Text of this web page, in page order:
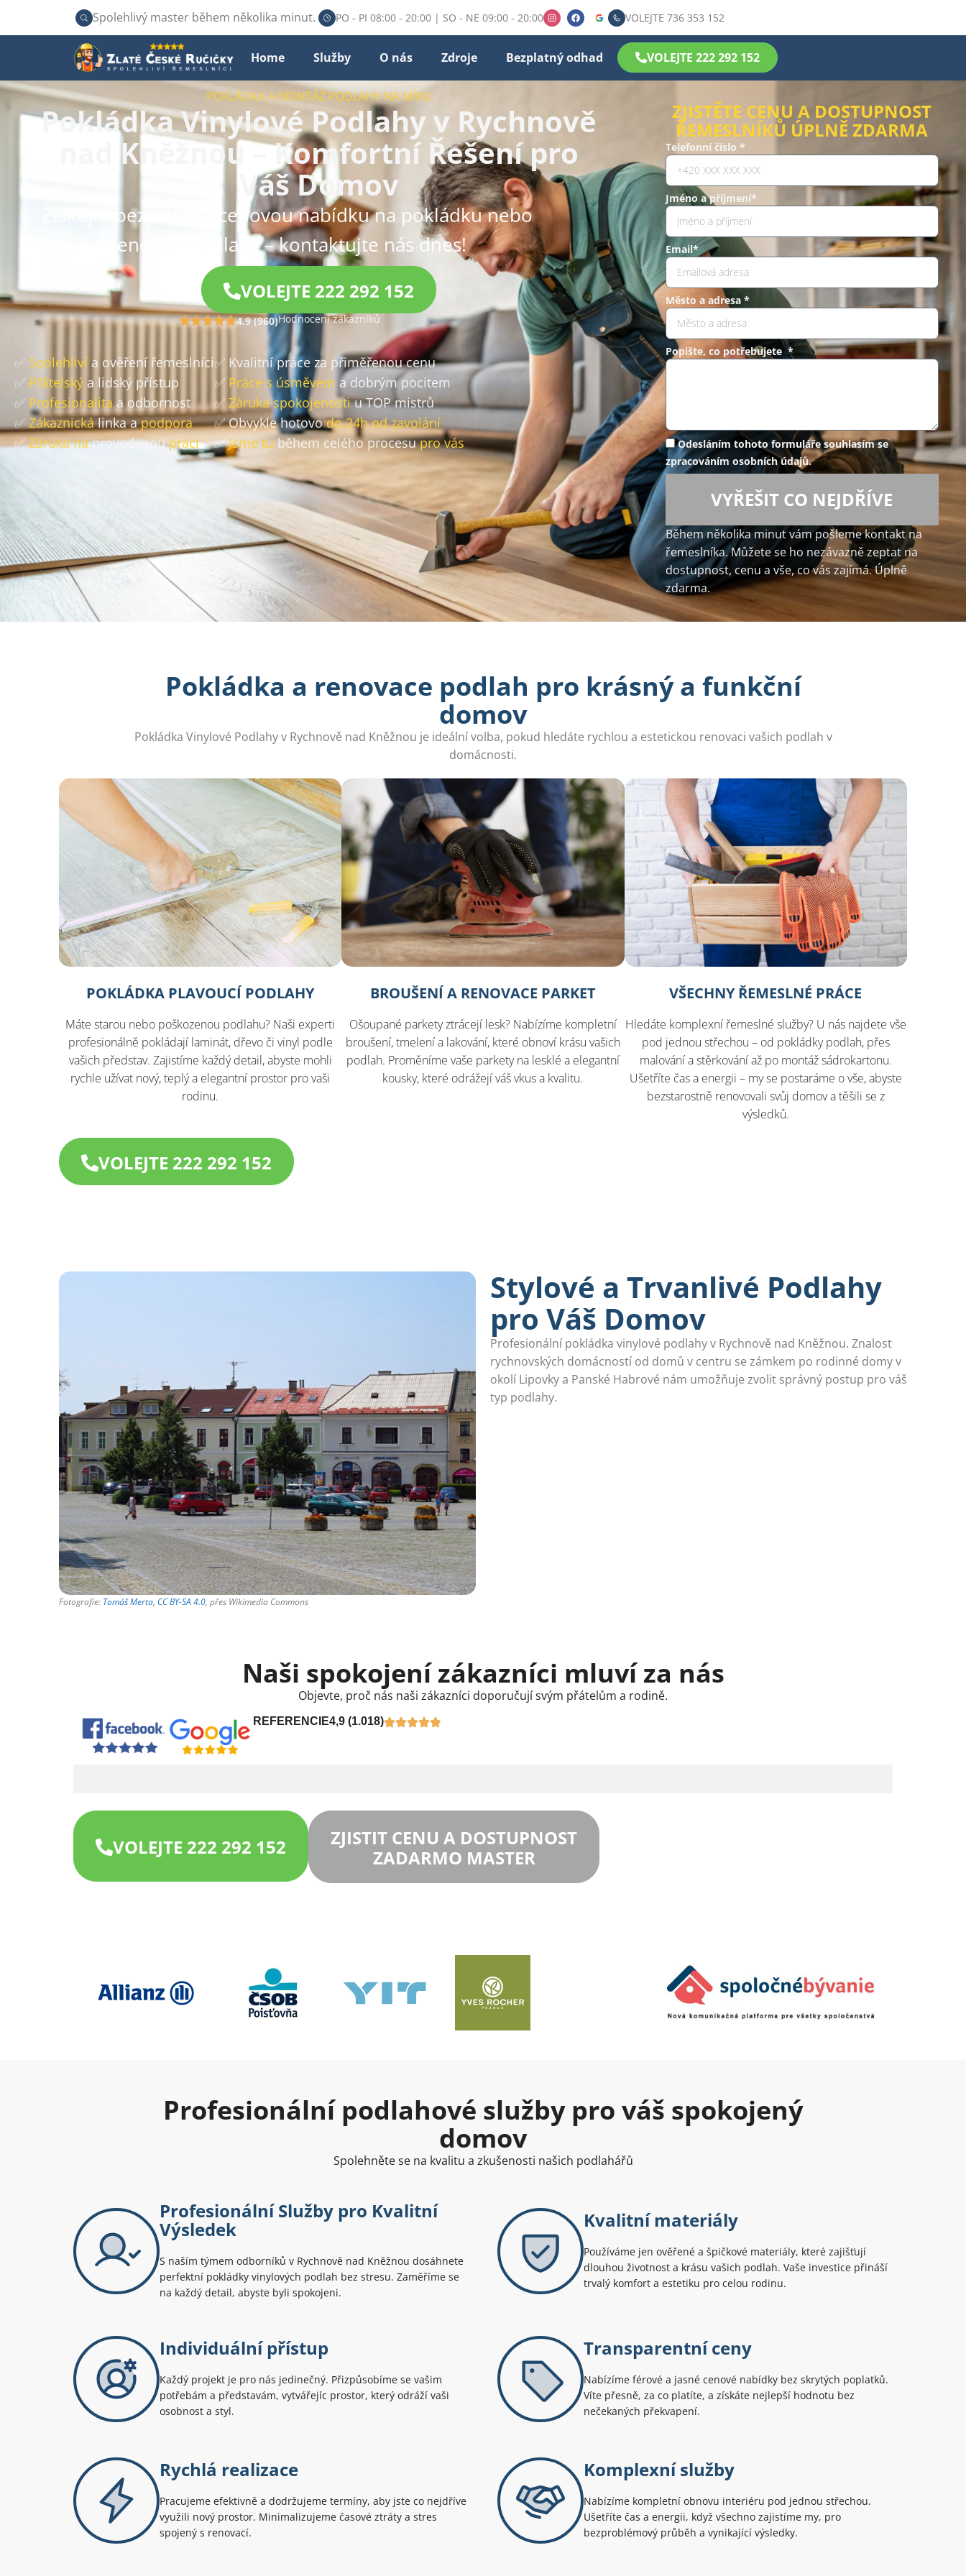
Spolehlivý master během několika minut. PO - PI 08:00 - 20:00 | SO - NE 09:00 - 20:00 VOLEJTE 736 353 152
Home Služby O nás Zdroje Bezplatný odhad VOLEJTE 222 292 152
POKLÁDKA A MONTÁŽ PODLAHY NA MÍRU
Pokládka Vinylové Podlahy v Rychnově
nad Kněžnou – Komfortní Řešení pro
Váš Domov
Získejte bezplatnou cenovou nabídku na pokládku nebo
renovaci podlahy – kontaktujte nás dnes!
VOLEJTE 222 292 152
4.9 (960)Hodnocení zákazníků
✅ Spolehliví a ověření řemeslníci
✅ Přátelský a lidský přístup
✅ Profesionalitaa odbornost
✅Zákaznickálinka apodpora
✅Záruka naprovedenoupráci
✅ Kvalitní práce za přiměřenou cenu
✅ Práce s úsměvem a dobrým pocitem
✅Záruka spokojenostiu TOP mistrů
✅ Obvykle hotovodo 24h od zavolání
✅Jsme tu během celého procesupro vás
ZJISTĚTE CENU A DOSTUPNOST
ŘEMESLNÍKŮ ÚPLNĚ ZDARMA
Telefonní číslo *
Jméno a příjmení*
Email*
Město a adresa *
Popište, co potřebujete *
Odesláním tohoto formuláře souhlasím se
zpracováním osobních údajů.
VYŘEŠIT CO NEJDŘÍVE
Během několika minut vám pošleme kontakt na
řemeslníka. Můžete se ho nezávazně zeptat na
dostupnost, cenu a vše, co vás zajímá. Úplně
zdarma.
Pokládka a renovace podlah pro krásný a funkční
domov
Pokládka Vinylové Podlahy v Rychnově nad Kněžnou je ideální volba, pokud hledáte rychlou a estetickou renovaci vašich podlah v
domácnosti.
POKLÁDKA PLAVOUCÍ PODLAHY
Máte starou nebo poškozenou podlahu? Naši experti
profesionálně pokládají laminát, dřevo či vinyl podle
vašich představ. Zajistíme každý detail, abyste mohli
rychle užívat nový, teplý a elegantní prostor pro vaši
rodinu.
BROUŠENÍ A RENOVACE PARKET
Ošoupané parkety ztrácejí lesk? Nabízíme kompletní
broušení, tmelení a lakování, které obnoví krásu vašich
podlah. Proměníme vaše parkety na lesklé a elegantní
kousky, které odrážejí váš vkus a kvalitu.
VŠECHNY ŘEMESLNÉ PRÁCE
Hledáte komplexní řemeslné služby? U nás najdete vše
pod jednou střechou – od pokládky podlah, přes
malování a stěrkování až po montáž sádrokartonu.
Ušetříte čas a energii – my se postaráme o vše, abyste
bezstarostně renovovali svůj domov a těšili se z
výsledků.
VOLEJTE 222 292 152
Fotografie: Tomáš Merta, CC BY-SA 4.0, přes Wikimedia Commons
Stylové a Trvanlivé Podlahy
pro Váš Domov
Profesionální pokládka vinylové podlahy v Rychnově nad Kněžnou. Znalost
rychnovských domácností od domů v centru se zámkem po rodinné domy v
okolí Lipovky a Panské Habrové nám umožňuje zvolit správný postup pro váš
typ podlahy.
Naši spokojení zákazníci mluví za nás
Objevte, proč nás naši zákazníci doporučují svým přátelům a rodině.
REFERENCIE4,9 (1.018)
VOLEJTE 222 292 152
ZJISTIT CENU A DOSTUPNOST
ZADARMO MASTER
Profesionální podlahové služby pro váš spokojený
domov
Spolehněte se na kvalitu a zkušenosti našich podlahářů
Profesionální Služby pro Kvalitní
Výsledek
S naším týmem odborníků v Rychnově nad Kněžnou dosáhnete
perfektní pokládky vinylových podlah bez stresu. Zaměříme se
na každý detail, abyste byli spokojeni.
Kvalitní materiály
Používáme jen ověřené a špičkové materiály, které zajišťují
dlouhou životnost a krásu vašich podlah. Vaše investice přináší
trvalý komfort a estetiku pro celou rodinu.
Individuální přístup
Každý projekt je pro nás jedinečný. Přizpůsobíme se vašim
potřebám a představám, vytvářejíc prostor, který odráží vaši
osobnost a styl.
Transparentní ceny
Nabízíme férové a jasné cenové nabídky bez skrytých poplatků.
Víte přesně, za co platíte, a získáte nejlepší hodnotu bez
nečekaných překvapení.
Rychlá realizace
Pracujeme efektivně a dodržujeme termíny, aby jste co nejdříve
využili nový prostor. Minimalizujeme časové ztráty a stres
spojený s renovací.
Komplexní služby
Nabízíme kompletní obnovu interiéru pod jednou střechou.
Ušetříte čas a energii, když všechno zajistíme my, pro
bezproblémový průběh a vynikající výsledky.